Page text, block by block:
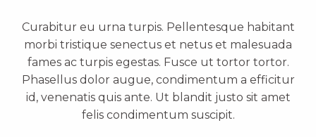
Curabitur eu urna turpis. Pellentesque habitant
morbi tristique senectus et netus et malesuada
fames ac turpis egestas. Fusce ut tortor tortor.
Phasellus dolor augue, condimentum a efficitur
id, venenatis quis ante. Ut blandit justo sit amet
felis condimentum suscipit.